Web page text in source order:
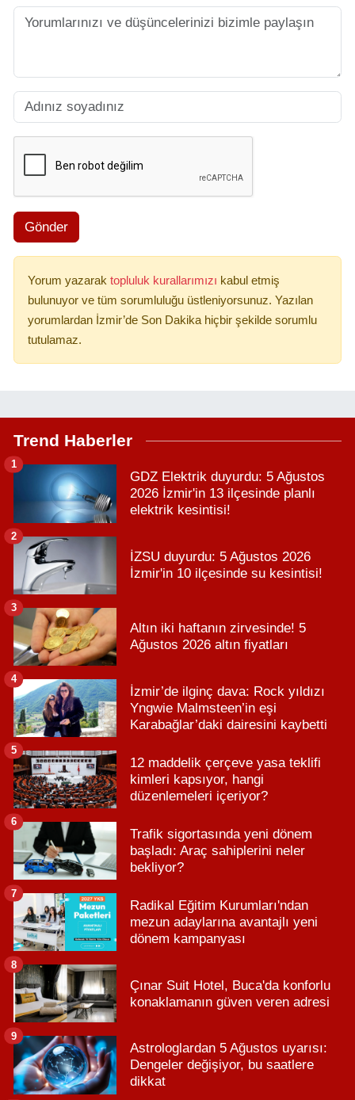
Gönder
Yorum yazarak topluluk kurallarımızı kabul etmiş
bulunuyor ve tüm sorumluluğu üstleniyorsunuz. Yazılan
yorumlardan İzmir’de Son Dakika hiçbir şekilde sorumlu
tutulamaz.
Trend Haberler
GDZ Elektrik duyurdu: 5 Ağustos
2026 İzmir'in 13 ilçesinde planlı
elektrik kesintisi!
1
İZSU duyurdu: 5 Ağustos 2026
İzmir'in 10 ilçesinde su kesintisi!
2
Altın iki haftanın zirvesinde! 5
Ağustos 2026 altın fiyatları
3
İzmir’de ilginç dava: Rock yıldızı
Yngwie Malmsteen’in eşi
Karabağlar’daki dairesini kaybetti
4
12 maddelik çerçeve yasa teklifi
kimleri kapsıyor, hangi
düzenlemeleri içeriyor?
5
Trafik sigortasında yeni dönem
başladı: Araç sahiplerini neler
bekliyor?
6
Radikal Eğitim Kurumları'ndan
mezun adaylarına avantajlı yeni
dönem kampanyası
7
Çınar Suit Hotel, Buca'da konforlu
konaklamanın güven veren adresi
8
Astrologlardan 5 Ağustos uyarısı:
Dengeler değişiyor, bu saatlere
dikkat
9